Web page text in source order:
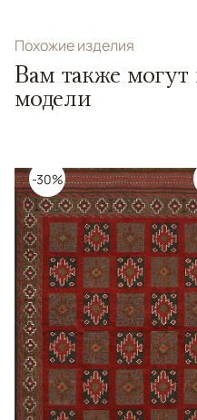
Похожие изделия
Вам также могут
модели
-30%